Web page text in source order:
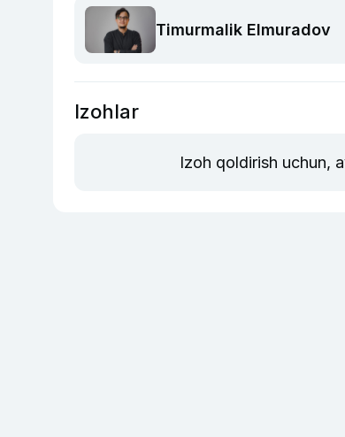
Timurmalik Elmuradov
Izohlar
Izoh qoldirish uchun,